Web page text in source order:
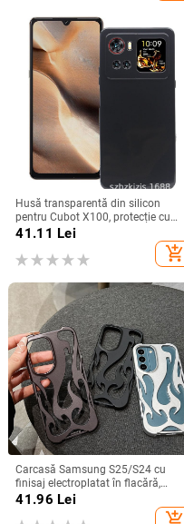
Husă transparentă din silicon
pentru Cubot X100, protecție cu
acoperire totală
41.11 Lei
add_shopping_cart
Carcasă Samsung S25/S24 cu
finisaj electroplatat în flacără,
design decupat, compatibilă cu
41.96 Lei
add_shopping_cart